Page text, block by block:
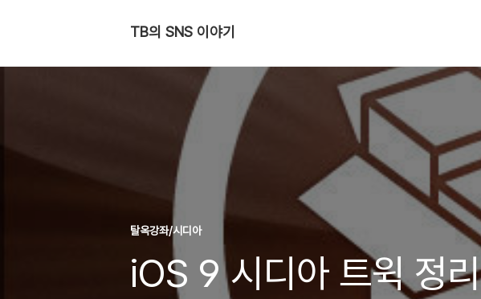
TB의 SNS 이야기
탈옥강좌/시디아
iOS 9 시디아 트윅 정리